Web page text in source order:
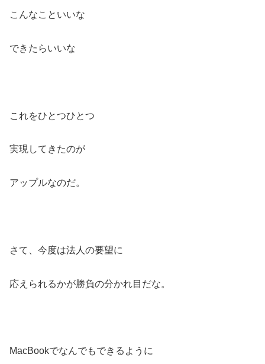
こんなこといいな
できたらいいな
これをひとつひとつ
実現してきたのが
アップルなのだ。
さて、今度は法人の要望に
応えられるかが勝負の分かれ目だな。
MacBookでなんでもできるように